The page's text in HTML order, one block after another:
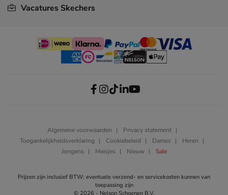
Vacatures Skechers
Algemene voorwaarden
Privacy statement
Toegankelijkheidsverklaring
Cookiebeleid Dames
Heren
Jongens
Meisjes Nieuw Sale
Prijzen zijn inclusief BTW; eventuele verzend- en servicekosten kunnen van
toepassing zijn
© 2026 - Nelson Schoenen B.V.